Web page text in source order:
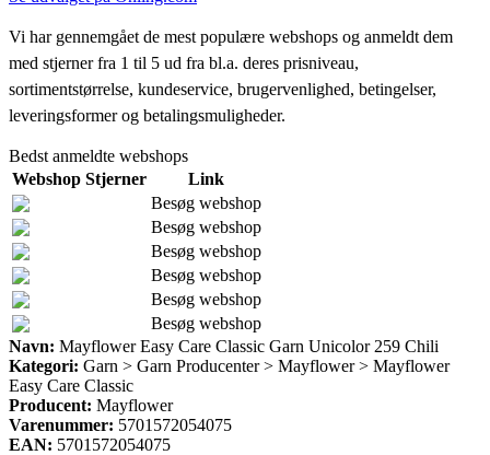
Vi har gennemgået de mest populære webshops og anmeldt dem
med stjerner fra 1 til 5 ud fra bl.a. deres prisniveau,
sortimentstørrelse, kundeservice, brugervenlighed, betingelser,
leveringsformer og betalingsmuligheder.
Bedst anmeldte webshops
Webshop Stjerner
Link
Besøg webshop
Besøg webshop
Besøg webshop
Besøg webshop
Besøg webshop
Besøg webshop
Navn: Mayflower Easy Care Classic Garn Unicolor 259 Chili
Kategori: Garn > Garn Producenter > Mayflower > Mayflower
Easy Care Classic
Producent: Mayflower
Varenummer: 5701572054075
EAN: 5701572054075